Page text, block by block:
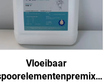
Vloeibaar